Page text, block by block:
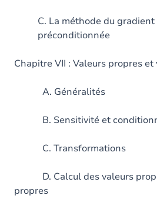
C. La méthode du
préconditionnée
Chapitre VII : Valeurs propres
A. Généralités
B. Sensitivité et
C. Transformations
D. Calcul des valeurs
propres